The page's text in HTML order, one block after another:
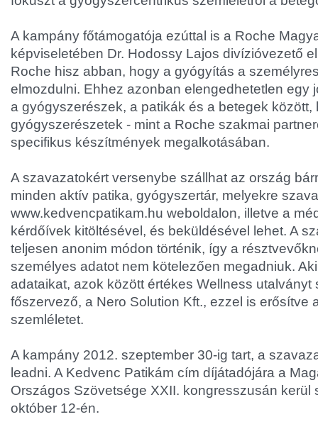
A kampány főtámogatója ezúttal is a Roche
képviseletében Dr. Hodossy Lajos divízióvezető
Roche hisz abban, hogy a gyógyítás a
elmozdulni. Ehhez azonban elengedhetetlen egy
a gyógyszerészek, a patikák és a betegek között,
gyógyszerészetek - mint a Roche szakmai
specifikus készítmények megalkotásában.
A szavazatokért versenybe szállhat az ország
minden aktív patika, gyógyszertár, melyekre
www.kedvencpatikam.hu weboldalon, illetve a
kérdőívek kitöltésével, és beküldésével lehet. A
teljesen anonim módon történik, így a
személyes adatot nem kötelezően megadniuk.
adataikat, azok között értékes Wellness utalványt
főszervező, a Nero Solution Kft., ezzel is erősítve
szemléletet.
A kampány 2012. szeptember 30-ig tart, a
leadni. A Kedvenc Patikám cím díjátadójára a
Országos Szövetsége XXII. kongresszusán kerül
október 12-én.